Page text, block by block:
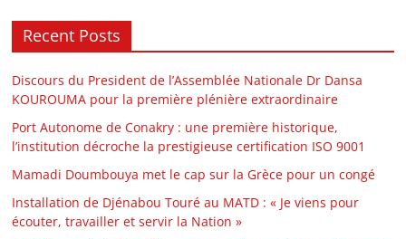
Recent Posts
Discours du President de l’Assemblée Nationale Dr Dansa
KOUROUMA pour la première plénière extraordinaire
Port Autonome de Conakry : une première historique,
l’institution décroche la prestigieuse certification ISO 9001
Mamadi Doumbouya met le cap sur la Grèce pour un congé
Installation de Djénabou Touré au MATD : « Je viens pour
écouter, travailler et servir la Nation »